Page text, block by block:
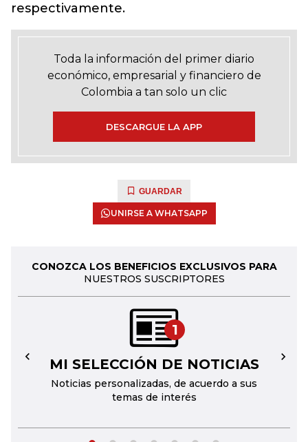
respectivamente.
Toda la información del primer diario
económico, empresarial y financiero de
Colombia a tan solo un clic
DESCARGUE LA APP
GUARDAR
UNIRSE A WHATSAPP
CONOZCA LOS BENEFICIOS EXCLUSIVOS PARA
NUESTROS SUSCRIPTORES
1
MI SELECCIÓN DE NOTICIAS
Noticias personalizadas, de acuerdo a sus
temas de interés
← →